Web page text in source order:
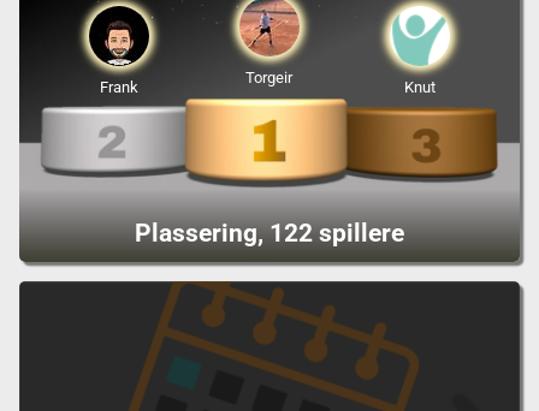
Plassering, 122 spillere
Torgeir
Frank Knut